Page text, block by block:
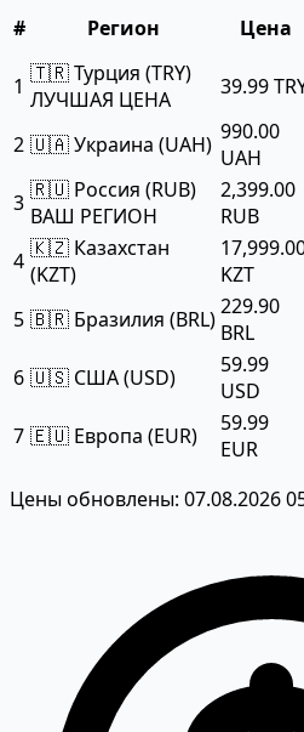
#
Регион Цена
1 🇹🇷 Турция (TRY)
ЛУЧШАЯ ЦЕНА
39.99
2 🇺🇦 Украина (UAH) 990.00
UAH
3 🇷🇺 Россия (RUB)
ВАШ РЕГИОН
2,399.00
RUB
4 🇰🇿 Казахстан
(KZT)
KZT
5 🇧🇷 Бразилия (BRL)229.90
BRL
6 🇺🇸 США (USD)
59.99
USD
7 🇪🇺 Европа (EUR)
59.99
EUR
Цены обновлены: 07.08.2026